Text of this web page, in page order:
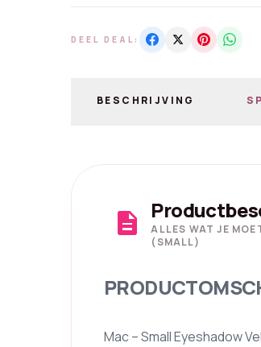
DEEL DEAL:
BESCHRIJVING
description
ALLES WAT JE
(SMALL)
Mac – Small Eyeshadow